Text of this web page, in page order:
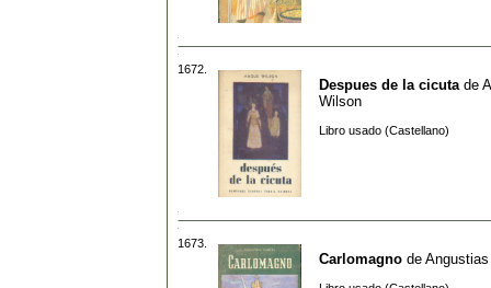
1672.
Despues de la cicuta de
Wilson
Libro usado (Castellano)
1673.
Carlomagno de